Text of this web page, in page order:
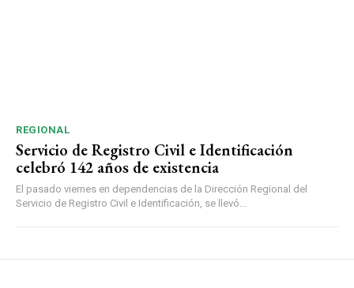
REGIONAL
Servicio de Registro Civil e Identificación
celebró 142 años de existencia
El pasado viernes en dependencias de la Dirección Regional del
Servicio de Registro Civil e Identificación, se llevó...